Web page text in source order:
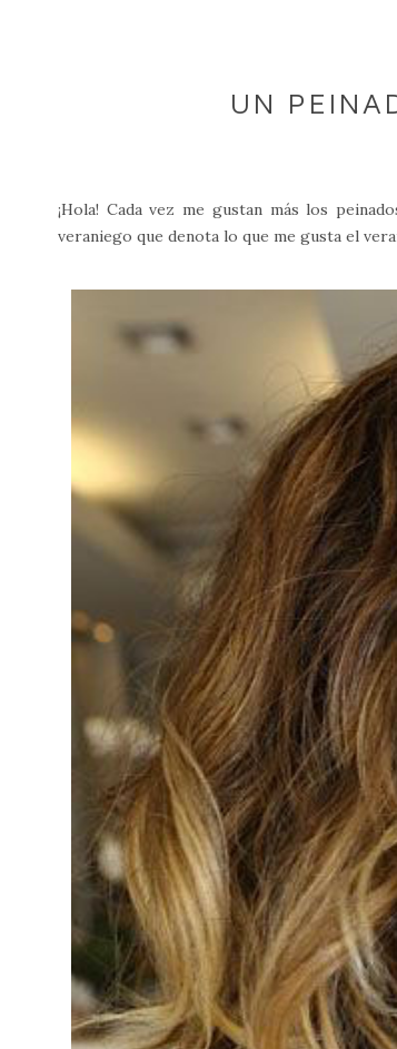
UN
¡Hola! Cada vez me gustan más los
veraniego que denota lo que me gusta el